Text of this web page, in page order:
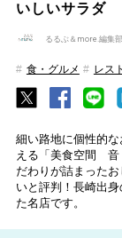
いしいサラダ
るるぶ＆more.編集部
食・グルメ レス
細い路地に個性的
える「美食空間 音
だわりが詰まった
いと評判！長崎出
た名店です。